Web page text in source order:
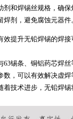
剂和焊锡丝规格，确保
焊剂，避免腐蚀元器件
效提升无铅焊锡的焊
63锡条、铜铝药芯焊
数，可以有效解决虚
着技术进步，无铅焊